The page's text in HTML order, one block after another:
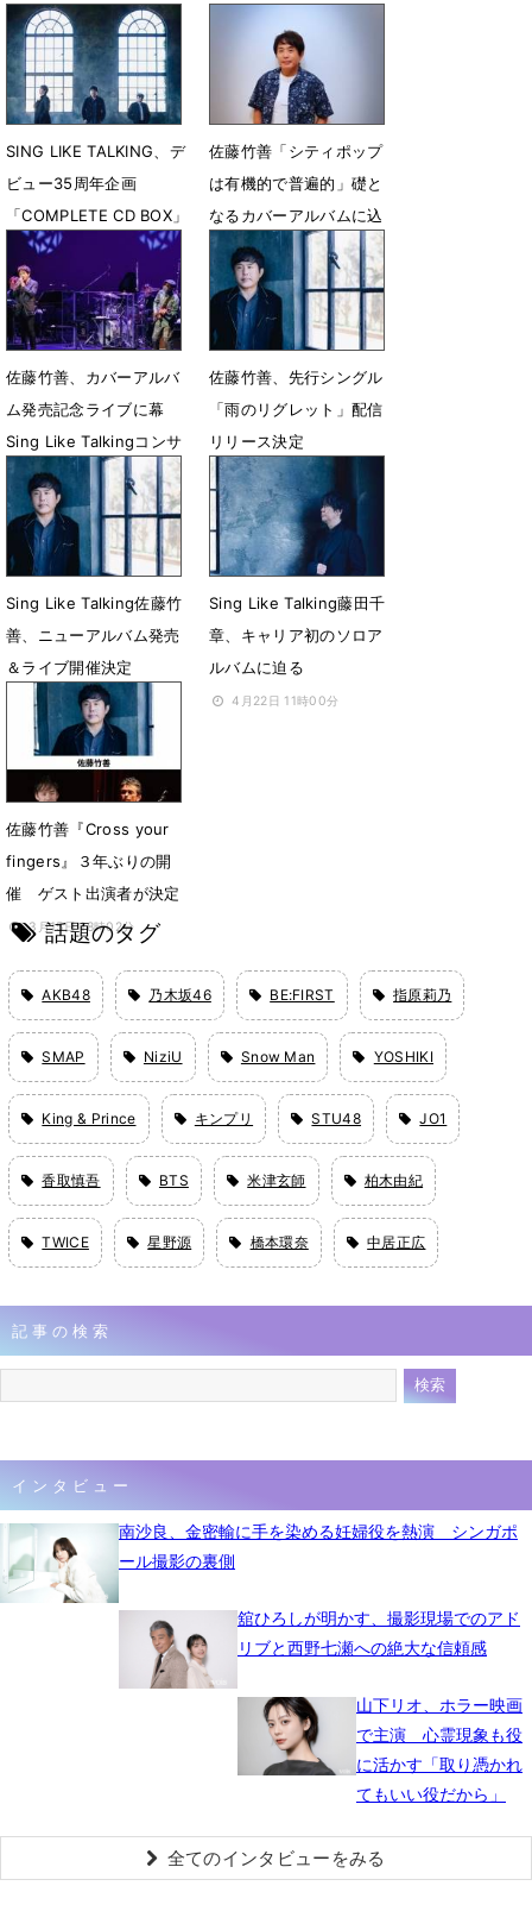
ーバー~」ライブBlu-ray
発売
4月23日 12時12分
10月19日 18時00分
SING LIKE TALKING、デ
ビュー35周年企画
「COMPLETE CD BOX」
発売決定
1月10日 23時28分
佐藤竹善「シティポップ
は有機的で普遍的」礎と
なるカバーアルバムに込
めた想いとは
11月11日 12時00分
佐藤竹善、カバーアルバ
ム発売記念ライブに幕
Sing Like Talkingコンサ
ート開催を発表
10月10日 07時00分
佐藤竹善、先行シングル
「雨のリグレット」配信
リリース決定
8月26日 23時48分
Sing Like Talking佐藤竹
善、ニューアルバム発売
＆ライブ開催決定
6月10日 12時03分
Sing Like Talking藤田千
章、キャリア初のソロア
ルバムに迫る
4月22日 11時00分
佐藤竹善『Cross your
fingers』３年ぶりの開
催 ゲスト出演者が決定
3月15日 18時02分
話題のタグ
AKB48 乃木坂46 BE:FIRST 指原莉乃
SMAP NiziU Snow Man YOSHIKI
King & Prince キンプリ STU48 JO1
香取慎吾 BTS 米津玄師 柏木由紀
TWICE 星野源 橋本環奈 中居正広
記事の検索
インタビュー
南沙良、金密輸に手を染める妊婦役を熱演 シンガポ
ール撮影の裏側
舘ひろしが明かす、撮影現場でのアド
リブと西野七瀬への絶大な信頼感
山下リオ、ホラー映画
で主演 心霊現象も役
に活かす「取り憑かれ
てもいい役だから」
全てのインタビューをみる